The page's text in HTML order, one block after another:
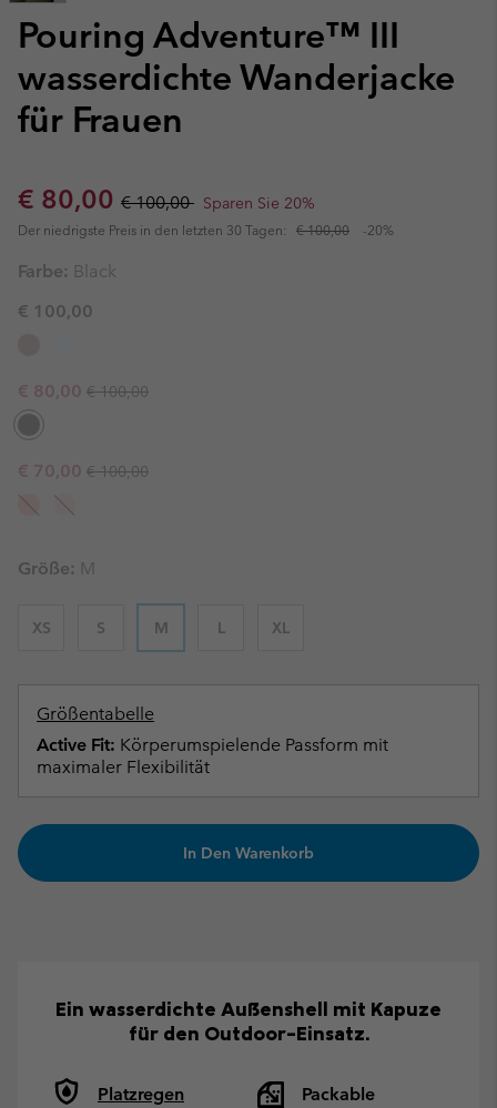
Pouring Adventure™ III
wasserdichte Wanderjacke
für Frauen
Sale price:
€ 80,00 Regular price:
€ 100,00 Sparen Sie 20%
Der niedrigste Preis in den letzten 30 Tagen: € 100,00 -20%
Farbe: Black
€ 100,00
Sale price:
€ 80,00 Regular price:
€ 100,00
Sale price:
€ 70,00 Regular price:
€ 100,00
Größe: M
XS S M L XL
Größentabelle
Active Fit: Körperumspielende Passform mit
maximaler Flexibilität
In Den Warenkorb
Ein wasserdichte Außenshell mit Kapuze
für den Outdoor-Einsatz.
Platzregen Packable